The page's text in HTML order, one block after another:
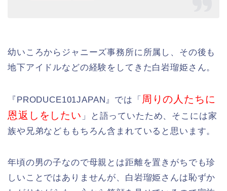
幼いころからジャニーズ事務所に所属し、その後も
地下アイドルなどの経験をしてきた白岩瑠姫さん。
『PRODUCE101JAPAN』では「 周りの人たちに
恩返しをしたい 」と語っていたため、そこには家
族や兄弟などももちろん含まれていると思います。
年頃の男の子なので母親とは距離を置きがちでも珍
しいことではありませんが、白岩瑠姫さんは恥ずか